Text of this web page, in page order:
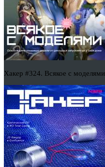
Хакер #324. Всякое с моделями